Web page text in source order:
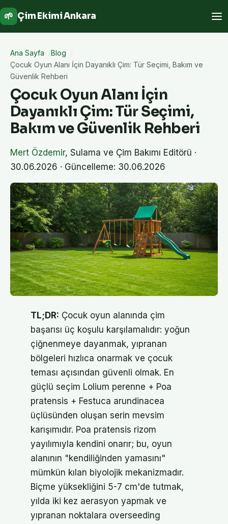
🌱 Çim Ekimi Ankara
Ana Sayfa
Blog
Çocuk Oyun Alanı İçin Dayanıklı Çim: Tür Seçimi, Bakım ve
Güvenlik Rehberi
Çocuk Oyun Alanı İçin
Dayanıklı Çim: Tür Seçimi,
Bakım ve Güvenlik Rehberi
Mert Özdemir, Sulama ve Çim Bakımı Editörü ·
30.06.2026 · Güncelleme: 30.06.2026
TL;DR: Çocuk oyun alanında çim
başarısı üç koşulu karşılamalıdır: yoğun
çiğnenmeye dayanmak, yıpranan
bölgeleri hızlıca onarmak ve çocuk
teması açısından güvenli olmak. En
güçlü seçim Lolium perenne + Poa
pratensis + Festuca arundinacea
üçlüsünden oluşan serin mevsim
karışımıdır. Poa pratensis rizom
yayılımıyla kendini onarır; bu, oyun
alanının "kendiliğinden yamasını"
mümkün kılan biyolojik mekanizmadır.
Biçme yüksekliğini 5-7 cm'de tutmak,
yılda iki kez aerasyon yapmak ve
yıpranan noktalara overseeding